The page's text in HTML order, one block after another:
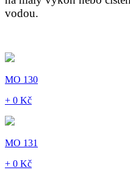
vodou.
MO 130
+ 0 Kč
MO 131
+ 0 Kč